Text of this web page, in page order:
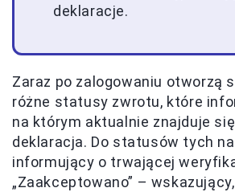
deklaracje.
Zaraz po zalogowaniu otworzą
różne statusy zwrotu, które
na którym aktualnie znajduje
deklaracja. Do statusów tych
informujący o trwającej
„Zaakceptowano” –